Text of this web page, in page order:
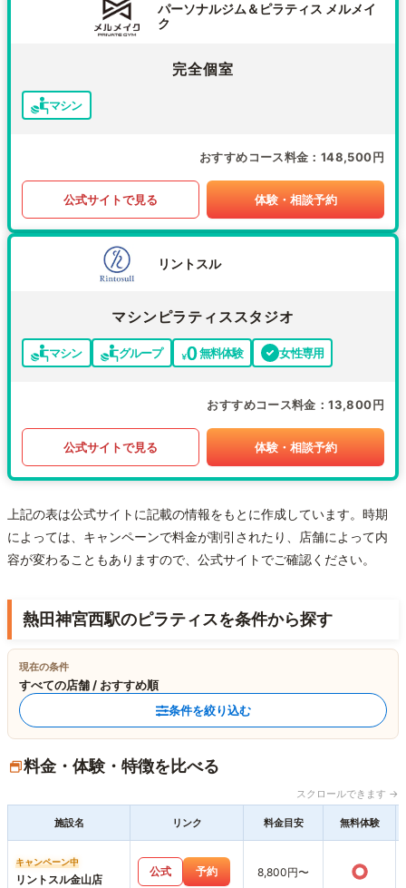
パーソナルジム＆ピラティス メルメイ
ク
完全個室
マシン
おすすめコース料金 148,500円
公式サイトで見る 体験・相談予約
リントスル
マシンピラティススタジオ
マシン グループ 無料体験 女性専用
おすすめコース料金 13,800円
公式サイトで見る 体験・相談予約
上記の表は公式サイトに記載の情報をもとに作成しています。時期
によっては、キャンペーンで料金が割引されたり、店舗によって内
容が変わることもありますので、公式サイトでご確認ください。
熱田神宮西駅のピラティスを条件から探す
現在の条件
すべての店舗 / おすすめ順
条件を絞り込む
料金・体験・特徴を比べる
スクロールできます →
施設名 リンク 料金目安 無料体験
キャンペーン中
リントスル金山店
公式 予約 8,800円〜 ○